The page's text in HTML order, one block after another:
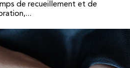
de recueillement et de